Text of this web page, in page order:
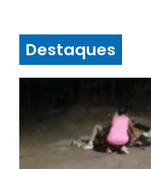
Destaques